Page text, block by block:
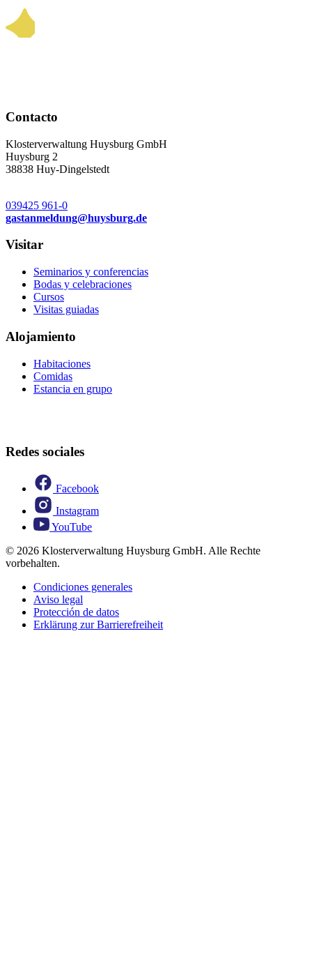
Contacto
Klosterverwaltung Huysburg GmbH
Huysburg 2
38838 Huy-Dingelstedt
039425 961-0
gastanmeldung@huysburg.de
Visitar
Seminarios y conferencias
Bodas y celebraciones
Cursos
Visitas guiadas
Alojamiento
Habitaciones
Comidas
Estancia en grupo
Redes sociales
Facebook
Instagram
YouTube
© 2026 Klosterverwaltung Huysburg GmbH. Alle Rechte
vorbehalten.
Condiciones generales
Aviso legal
Protección de datos
Erklärung zur Barrierefreiheit